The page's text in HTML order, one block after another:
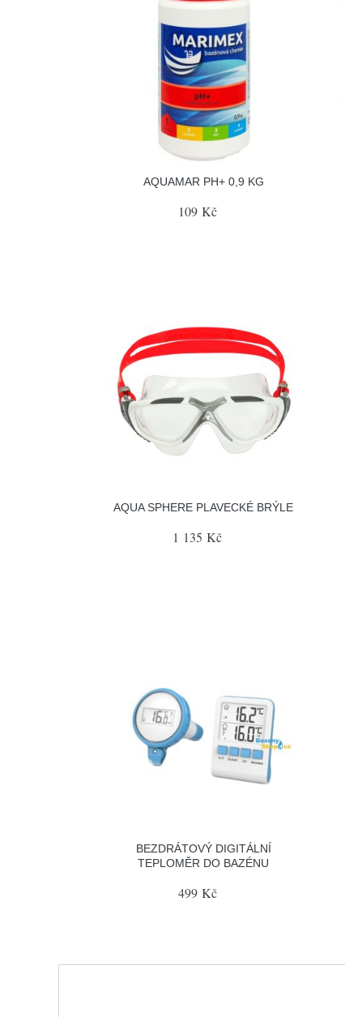
AQUAMAR PH+ 0,9 KG
109 Kč
AQUA SPHERE PLAVECKÉ BRÝLE
1 135 Kč
BEZDRÁTOVÝ DIGITÁLNÍ
TEPLOMĚR DO BAZÉNU
499 Kč